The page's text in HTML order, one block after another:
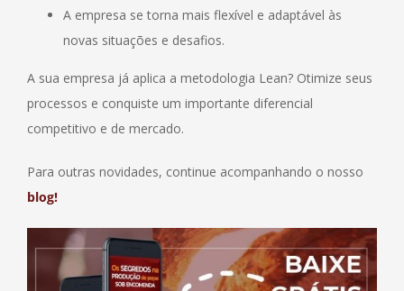
A empresa se torna mais flexível e adaptável às
novas situações e desafios.
A sua empresa já aplica a metodologia Lean? Otimize seus
processos e conquiste um importante diferencial
competitivo e de mercado.
Para outras novidades, continue acompanhando o nosso
blog!